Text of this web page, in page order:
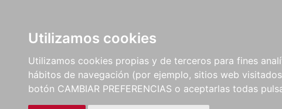
Utilizamos cookies
Utilizamos cookies propias y de terceros para fines
hábitos de navegación (por ejemplo, sitios web
botón CAMBIAR PREFERENCIAS o aceptarlas todas
LIBROS
MÉTODOS Y
EJERCICIOS
PARTITURAS Y EDICIONES
CRÍTICAS